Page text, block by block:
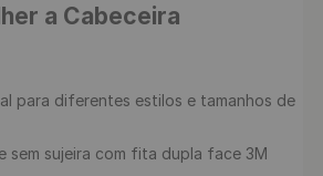
a Cabeceira
para diferentes estilos e tamanhos de
sem sujeira com fita dupla face 3M